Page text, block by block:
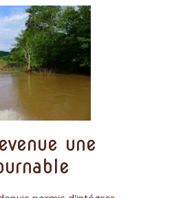
une